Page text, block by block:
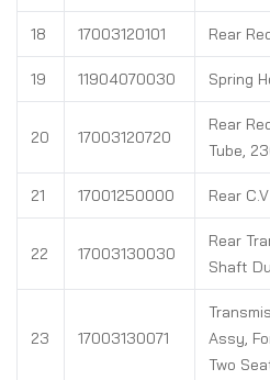
18 17003120101 Rear
19 11904070030 Spring
20 17003120720
Rear
Tube,
21 17001250000 Rear
22 17003130030
Rear
Shaft
23 17003130071
Assy,
Two